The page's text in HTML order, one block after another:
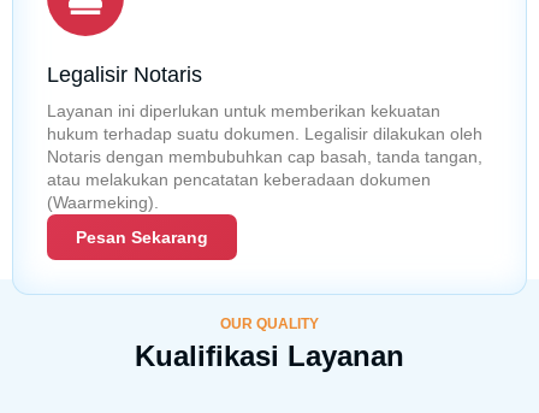
Legalisir Notaris
Layanan ini diperlukan untuk memberikan kekuatan
hukum terhadap suatu dokumen. Legalisir dilakukan oleh
Notaris dengan membubuhkan cap basah, tanda tangan,
atau melakukan pencatatan keberadaan dokumen
(Waarmeking).
Pesan Sekarang
OUR QUALITY
Kualifikasi Layanan